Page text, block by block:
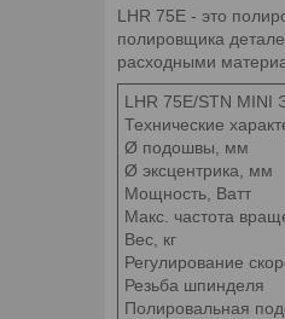
LHR 75E - это
полировщика
расходными
LHR 75E/STN MINI
Технические
Ø
Ø
Макс. частота
Вес,
Резьба
Полировальная